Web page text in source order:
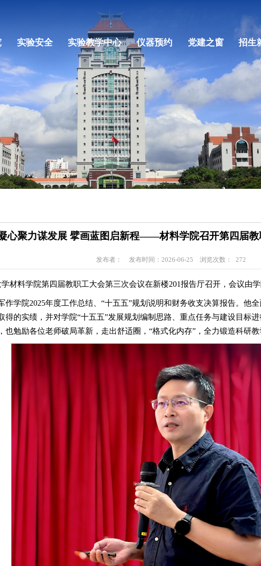
实验安全 实验教学中心 仪器预约 党建之窗 招生
心聚力谋发展 擘画蓝图启新程——材料学院召开第四届教
发布者： 发布时间：2026-06-25 浏览次数： 272
材料学院第四届教职工大会第三次会议在新楼201报告厅召开，会议由
作学院2025年度工作总结、“十五五”规划说明和财务收支决算报告。他
得的实绩，并对学院“十五五”发展规划编制思路、重点任务与建设目标
也勉励各位老师破局革新，走出舒适圈，“格式化内存”，全力锻造科研教